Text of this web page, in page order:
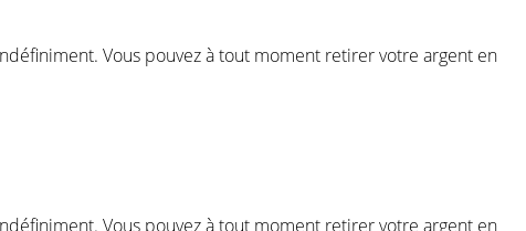
Vous pouvez à tout moment retirer votre argent en
Vous pouvez à tout moment retirer votre argent en